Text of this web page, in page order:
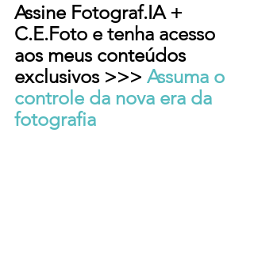
Assine Fotograf.IA +
C.E.Foto e tenha acesso
aos meus conteúdos
exclusivos >>> Assuma o
controle da nova era da
fotografia